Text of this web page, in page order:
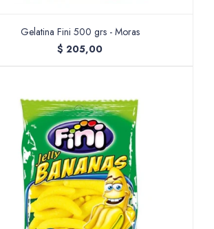
Gelatina Fini 500 grs - Moras
$ 205,00